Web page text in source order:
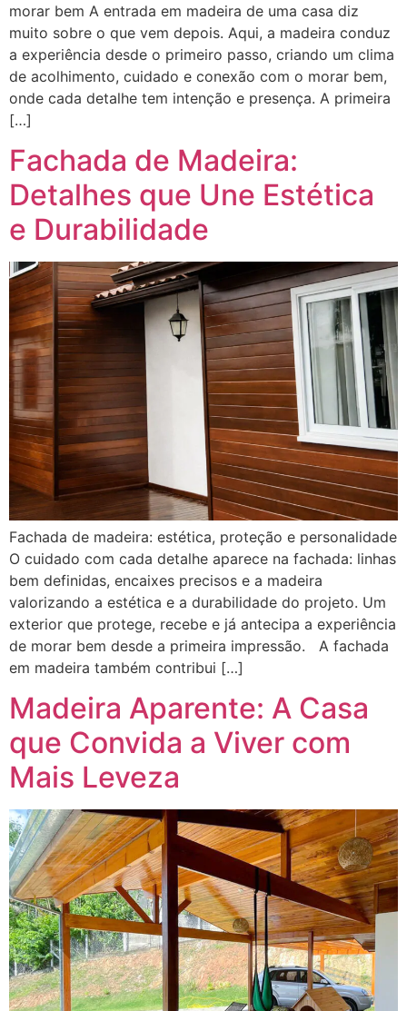
morar bem A entrada em madeira de uma casa diz
muito sobre o que vem depois. Aqui, a madeira conduz
a experiência desde o primeiro passo, criando um clima
de acolhimento, cuidado e conexão com o morar bem,
onde cada detalhe tem intenção e presença. A primeira
[…]
Fachada de Madeira:
Detalhes que Une Estética
e Durabilidade
Fachada de madeira: estética, proteção e personalidade
O cuidado com cada detalhe aparece na fachada: linhas
bem definidas, encaixes precisos e a madeira
valorizando a estética e a durabilidade do projeto. Um
exterior que protege, recebe e já antecipa a experiência
de morar bem desde a primeira impressão. A fachada
em madeira também contribui […]
Madeira Aparente: A Casa
que Convida a Viver com
Mais Leveza